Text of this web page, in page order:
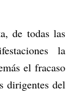
de todas las
la
el fracaso
dirigentes del